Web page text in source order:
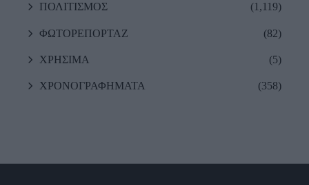
ΠΟΛΙΤΙΣΜΟΣ (1,119)
ΦΩΤΟΡΕΠΟΡΤΑΖ (82)
ΧΡΗΣΙΜΑ (5)
ΧΡΟΝΟΓΡΑΦΗΜΑΤΑ (358)